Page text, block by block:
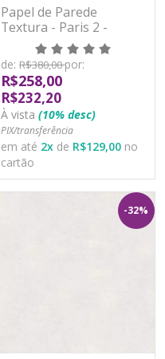
Papel de Parede
Textura - Paris 2 -
PA101501R - Vinílico -
TNT
de: R$380,00por:
R$258,00
R$232,20
À vista (10% desc)
PIX/transferência
em até 2x de R$129,00 no
cartão
-32%